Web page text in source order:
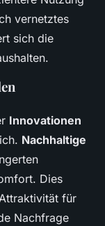
vernetztes
sich die
Innovationen
Nachhaltige
Dies
für
Nachfrage